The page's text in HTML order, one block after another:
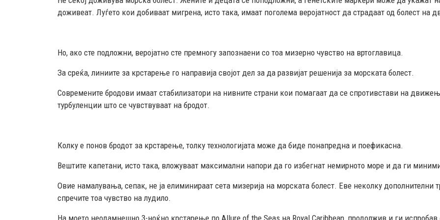
доживеат. Луѓето кои добиваат мигрена, исто така, имаат поголема веројатност да страдаат од болест на
Но, ако сте подложни, веројатно сте премногу запознаени со тоа мизерно чувство на вртоглавица.
За среќа, линиите за крстарење го направија својот дел за да развијат решенија за морската болест.
Современите бродови имаат стабилизатори на нивните страни кои помагаат да се спротивстави на
турбуленции што се чувствуваат на бродот.
Колку е понов бродот за крстарење, толку технологијата може да биде понапредна и поефикасна.
Вештите капетани, исто така, вложуваат максимални напори да го избегнат немирното море и да ги
Овие намалувања, сепак, не ја елиминираат сета мизерија на морската болест. Еве неколку дополнителни
спречите тоа чувство на лудило.